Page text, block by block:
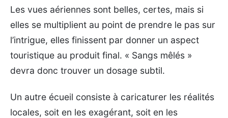
Les vues aériennes sont belles, certes, mais si
elles se multiplient au point de prendre le pas sur
l’intrigue, elles finissent par donner un aspect
touristique au produit final. « Sangs mêlés »
devra donc trouver un dosage subtil.
Un autre écueil consiste à caricaturer les réalités
locales, soit en les exagérant, soit en les